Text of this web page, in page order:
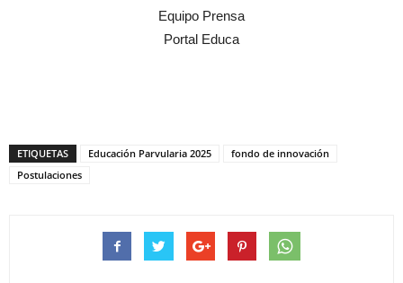
Equipo Prensa
Portal Educa
ETIQUETAS Educación Parvularia 2025
fondo de innovación
Postulaciones